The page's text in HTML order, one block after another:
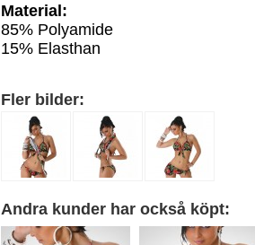
Material:
85% Polyamide
15% Elasthan
Fler bilder:
Andra kunder har också köpt: